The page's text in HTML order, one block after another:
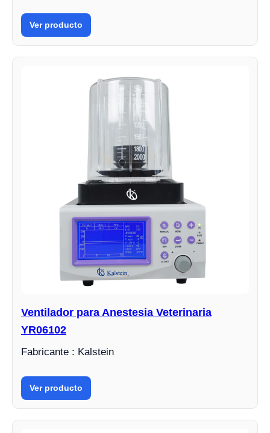
Ver producto
Ventilador para Anestesia Veterinaria
YR06102
Fabricante : Kalstein
Ver producto